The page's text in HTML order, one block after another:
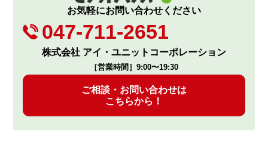
お気軽にお問い合わせください
047-711-2651
株式会社 アイ・ユニットコーポレーション
［営業時間］9:00〜19:30
ご相談・お問い合わせは
こちらから！